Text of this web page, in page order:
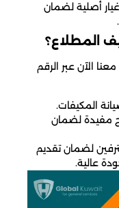
أصلية لضمان
المطلاع؟
الآن عبر الرقم
المكيفات.
مفيدة لضمان
لضمان تقديم
عالية.